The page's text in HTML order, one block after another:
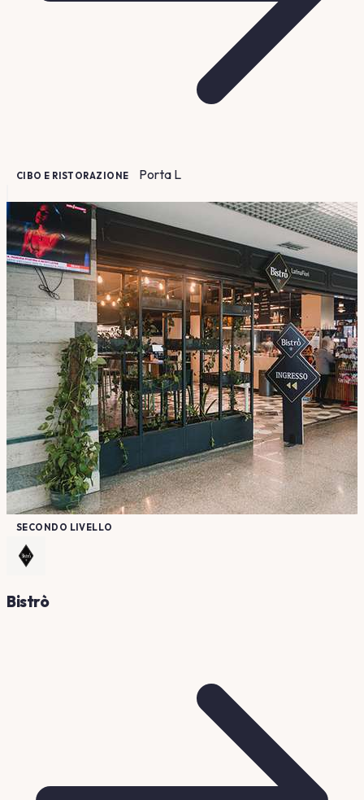
CIBO E RISTORAZIONE Porta L
SECONDO LIVELLO
Bistrò